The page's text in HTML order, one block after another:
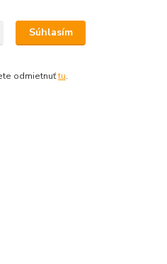
Skladom
Súhlasím
odmietnuťtu.